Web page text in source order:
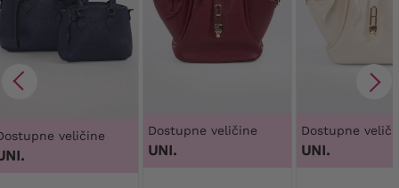
veličine Dostupne veličine
UNI.
Dostupne
UNI.